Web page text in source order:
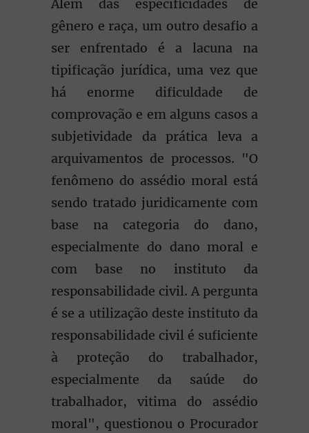
Além das especificidades de
gênero e raça, um outro desafio a
ser enfrentado é a lacuna na
tipificação jurídica, uma vez que
há enorme dificuldade de
comprovação e em alguns casos a
subjetividade da prática leva a
arquivamentos de processos. "O
fenômeno do assédio moral está
sendo tratado juridicamente com
base na categoria do dano,
especialmente do dano moral e
com base no instituto da
responsabilidade civil. A pergunta
é se a utilização deste instituto da
responsabilidade civil é suficiente
à proteção do trabalhador,
especialmente da saúde do
trabalhador, vitima do assédio
moral", questionou o Procurador